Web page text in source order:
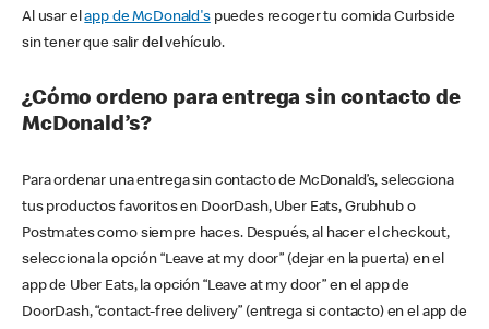
Al usar elapp de McDonald'spuedes recoger tu comida Curbside
sin tener que salir del vehículo.
¿Cómo ordeno para entrega sin contacto de
McDonald’s?
Para ordenar una entrega sin contacto de McDonald’s, selecciona
tus productos favoritos en DoorDash, Uber Eats, Grubhub o
Postmates como siempre haces. Después, al hacer el checkout,
selecciona la opción “Leave at my door” (dejar en la puerta) en el
app de Uber Eats, la opción “Leave at my door” en el app de
DoorDash, “contact-free delivery” (entrega si contacto) en el app de